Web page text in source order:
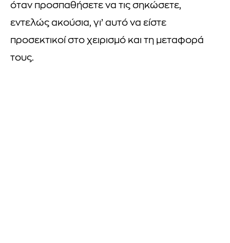
όταν προσπαθήσετε να τις σηκώσετε,
εντελώς ακούσια, γι’ αυτό να είστε
προσεκτικοί στο χειρισμό και τη μεταφορά
τους.